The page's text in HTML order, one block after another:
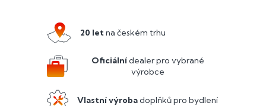
20 let na českém trhu
Oficiálnídealer pro vybrané
výrobce
Vlastní výrobadoplňků pro bydlení